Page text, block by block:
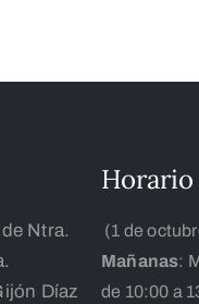
Ntra.
Díaz
(1 de
Mañanas:
de 10:00 a